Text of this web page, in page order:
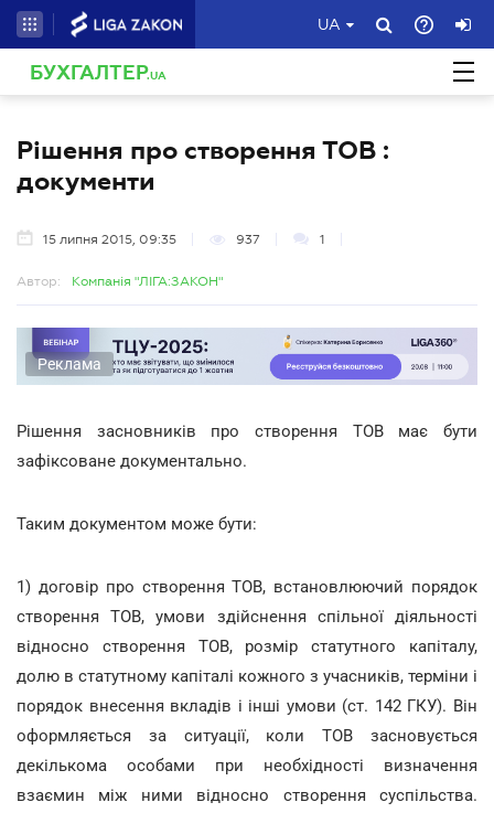
UA
БУХГАЛТЕР.UA
Рішення про створення ТОВ :
документи
15 липня 2015, 09:35 937 1
Автор: Компанія "ЛІГА:ЗАКОН"
Реклама
Рішення засновників про створення ТОВ має бути
зафіксоване документально.
Таким документом може бути:
1) договір про створення ТОВ, встановлюючий порядок
створення ТОВ, умови здійснення спільної діяльності
відносно створення ТОВ, розмір статутного капіталу,
долю в статутному капіталі кожного з учасників, терміни і
порядок внесення вкладів і інші умови (ст. 142 ГКУ). Він
оформляється за ситуації, коли ТОВ засновується
декількома особами при необхідності визначення
взаємин між ними відносно створення суспільства.